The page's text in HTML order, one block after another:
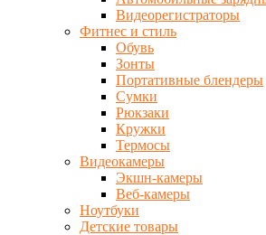
Видеорегистраторы
Фитнес и стиль
Обувь
Зонты
Портативные блендеры
Сумки
Рюкзаки
Кружки
Термосы
Видеокамеры
Экшн-камеры
Веб-камеры
Ноутбуки
Детские товары